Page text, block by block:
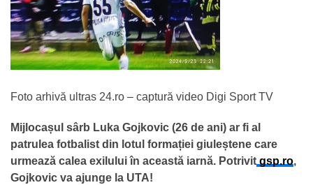
Foto arhivă ultras 24.ro – captură video Digi Sport TV
Mijlocașul sârb Luka Gojkovic (26 de ani) ar fi al
patrulea fotbalist din lotul formației giuleștene care
urmează calea exilului în această iarnă. Potrivit gsp.ro,
Gojkovic va ajunge la UTA!